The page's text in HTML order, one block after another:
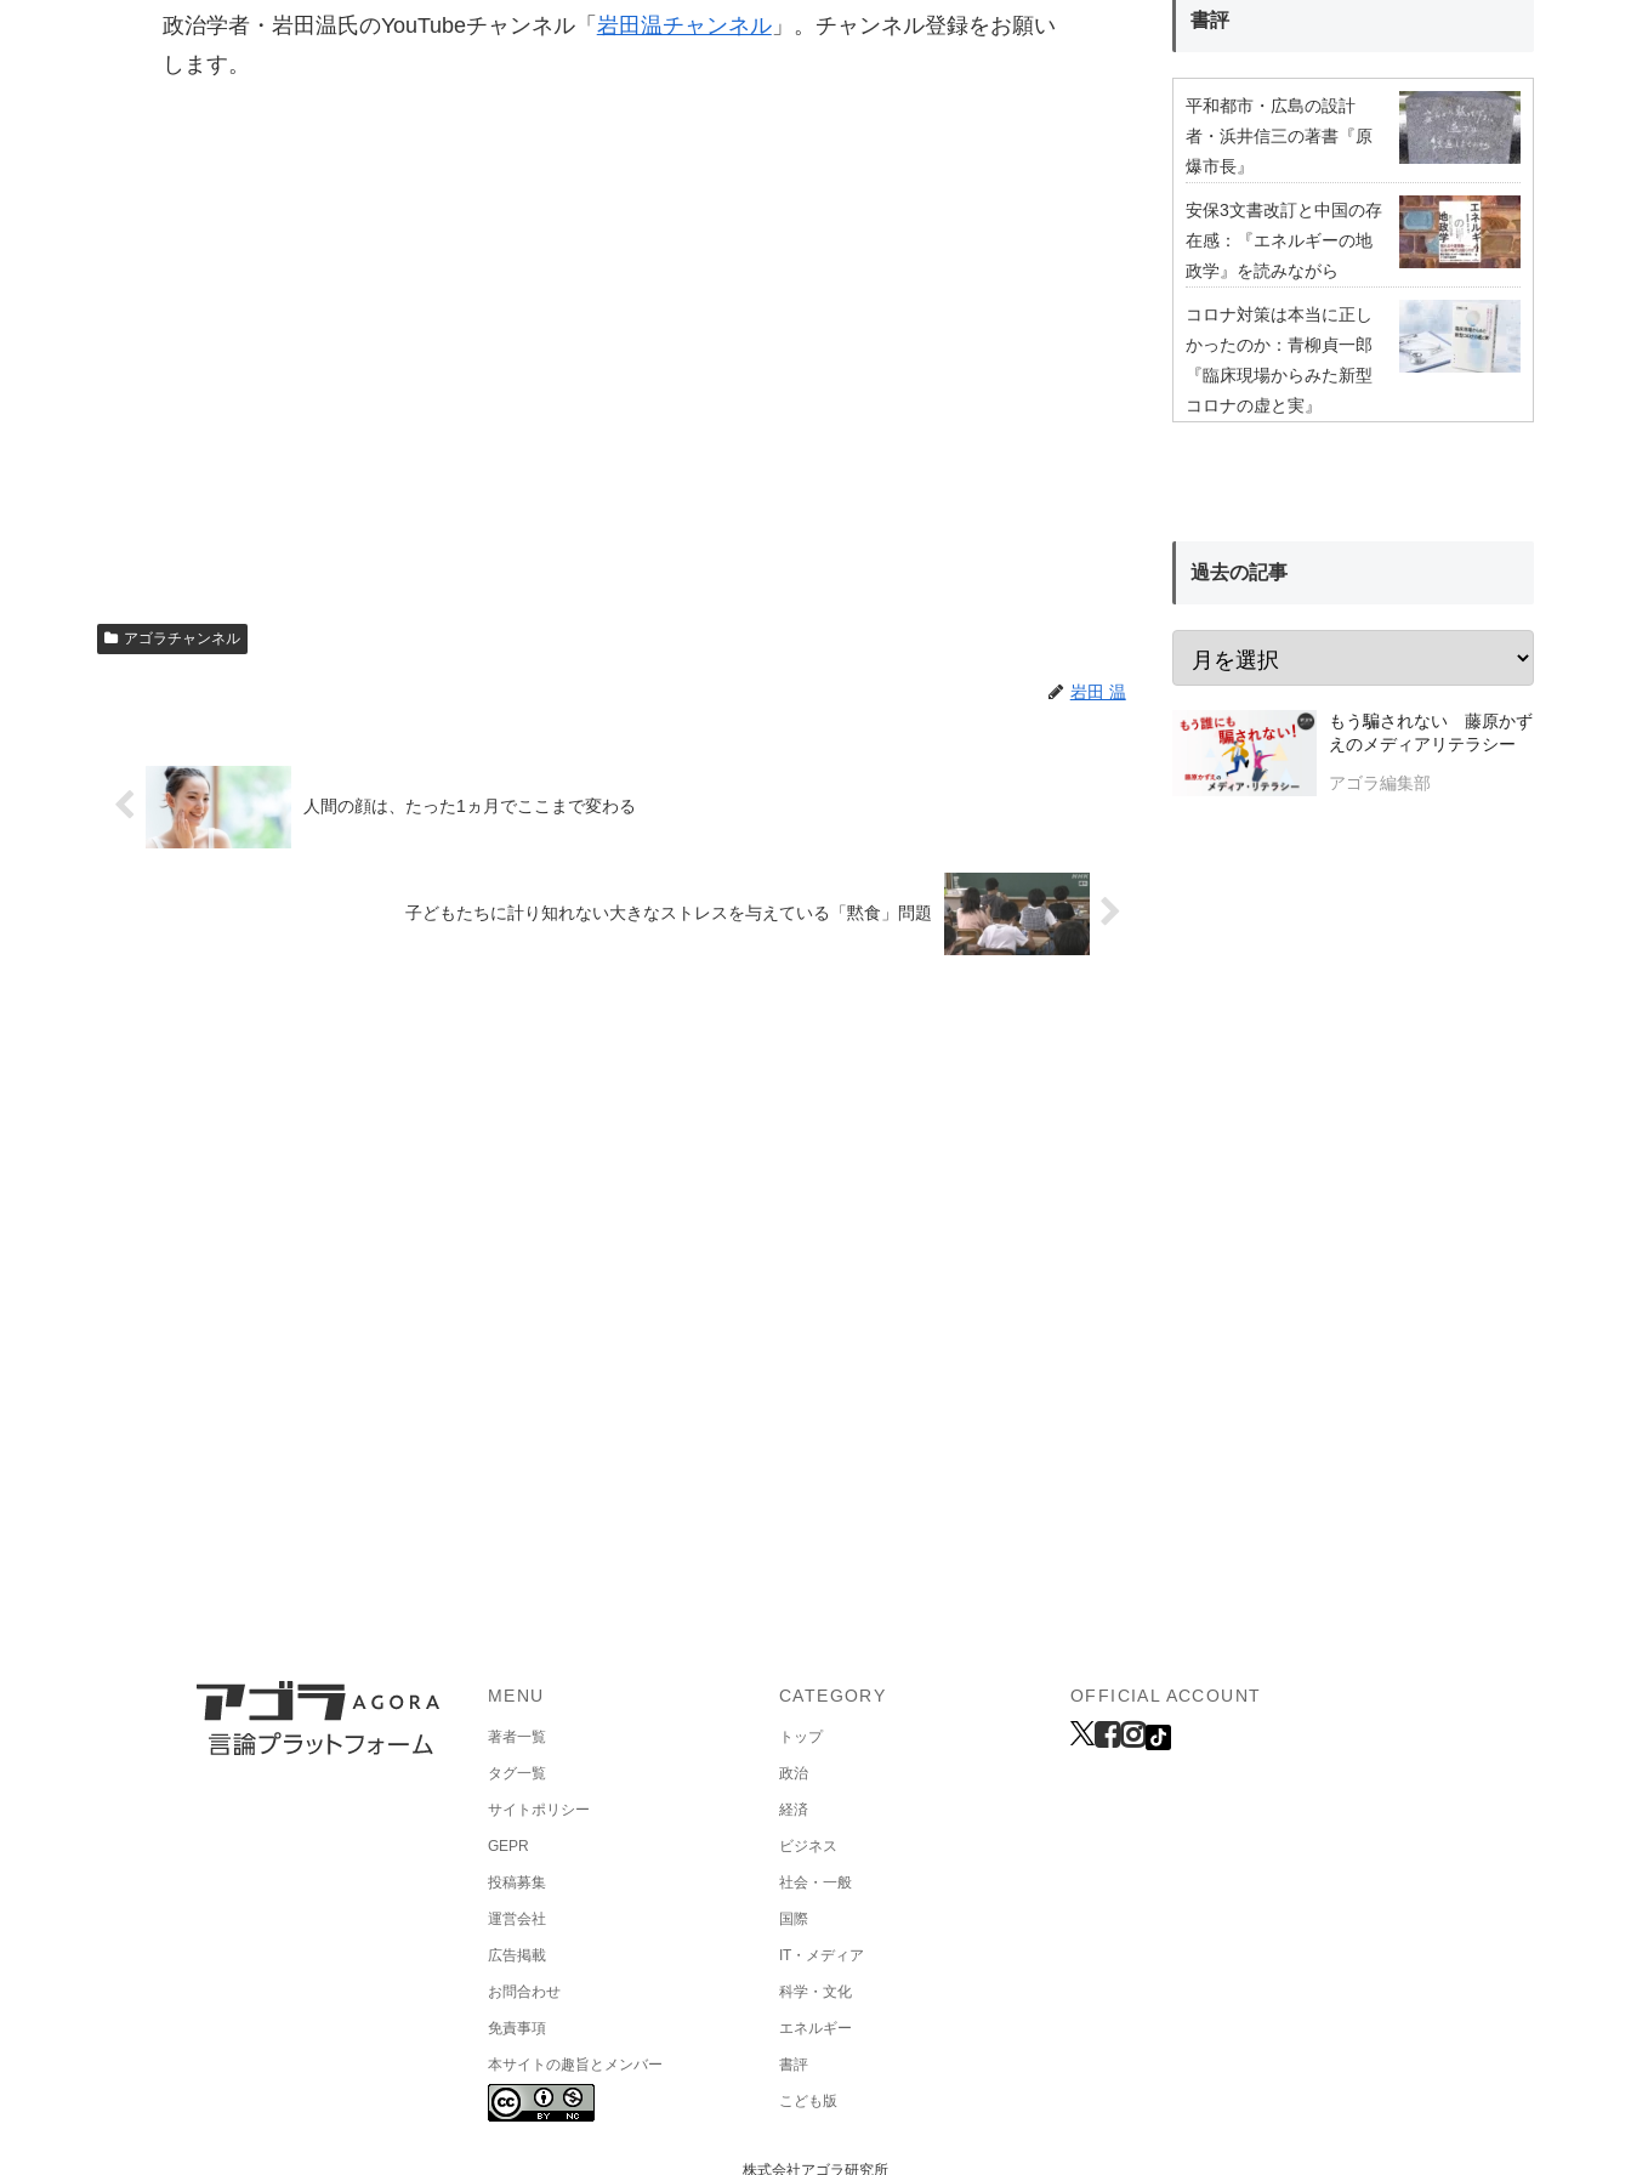
政治学者・岩田温氏のYouTubeチャンネル「 岩田温チャンネル」。チャンネル登録をお願い
します。
アゴラチャンネル
岩田 温
人間の顔は、たった1ヵ月でここまで変わる
子どもたちに計り知れない大きなストレスを与えている「黙食」問題
書評
平和都市・広島の設計
者・浜井信三の著書『原
爆市長』
安保3文書改訂と中国の存
在感：『エネルギーの地
政学』を読みながら
コロナ対策は本当に正し
かったのか：青柳貞一郎
『臨床現場からみた新型
コロナの虚と実』
過去の記事
もう騙されない 藤原かず
えのメディアリテラシー
アゴラ編集部
MENU
著者一覧
タグ一覧
サイトポリシー
GEPR
投稿募集
運営会社
広告掲載
お問合わせ
免責事項
本サイトの趣旨とメンバー
CATEGORY
トップ
政治
経済
ビジネス
社会・一般
国際
IT・メディア
科学・文化
エネルギー
書評
こども版
OFFICIAL ACCOUNT
株式会社アゴラ研究所